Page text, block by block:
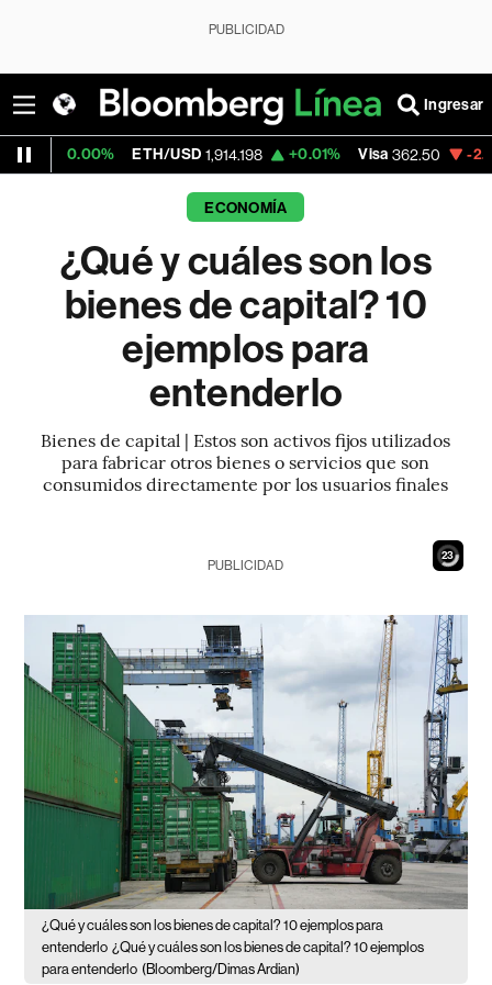
PUBLICIDAD
Ingresar
ETH/USD 1,914.198 +0.01% Visa 362.50 -2.15%
ECONOMÍA
¿Qué y cuáles son los
bienes de capital? 10
ejemplos para
entenderlo
Bienes de capital | Estos son activos fijos utilizados
para fabricar otros bienes o servicios que son
consumidos directamente por los usuarios finales
21
PUBLICIDAD
¿Qué y cuáles son los bienes de capital? 10 ejemplos para
entenderlo ¿Qué y cuáles son los bienes de capital? 10 ejemplos
para entenderlo (Bloomberg/Dimas Ardian)